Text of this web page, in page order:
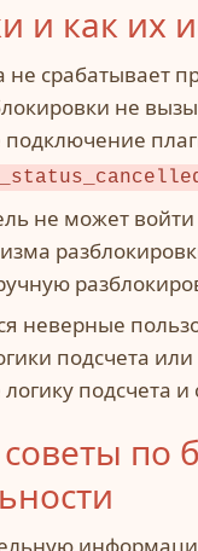
и как их
не срабатывает
не
подключение
не может
неверные
подсчета или
подсчета и
по